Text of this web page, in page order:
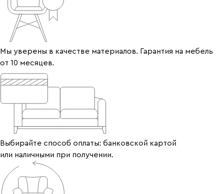
Мы уверены в качестве материалов. Гарантия на мебель
от 10 месяцев.
Выбирайте способ оплаты: банковской картой
или наличными при получении.